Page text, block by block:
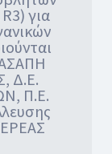
για
Δ.Ε.
Π.Ε.